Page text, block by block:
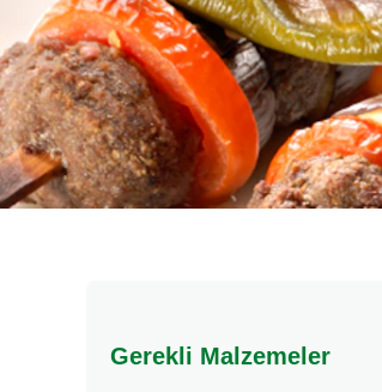
Gerekli Malzemeler